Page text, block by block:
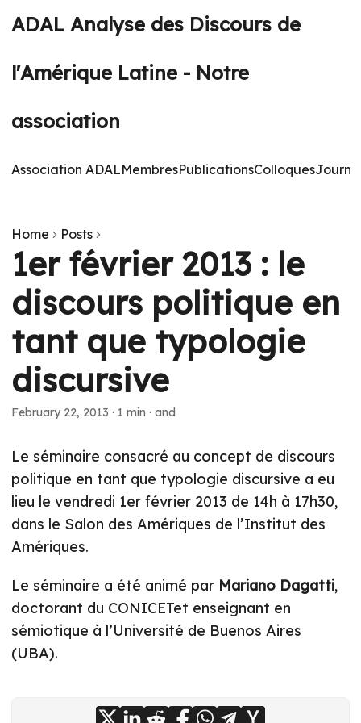
ADAL Analyse des Discours de
l'Amérique Latine - Notre
association
Association ADALMembresPublicationsColloques
Home Posts
1er février 2013 : le
discours politique en
tant que typologie
discursive
February 22, 2013 · 1 min · and
Le séminaire consacré au concept de discours
politique en tant que typologie discursive a eu
lieu le vendredi 1er février 2013 de 14h à 17h30,
dans le Salon des Amériques de l’Institut des
Amériques.
Le séminaire a été animé par Mariano Dagatti,
doctorant du CONICETet enseignant en
sémiotique à l’Université de Buenos Aires
(UBA).